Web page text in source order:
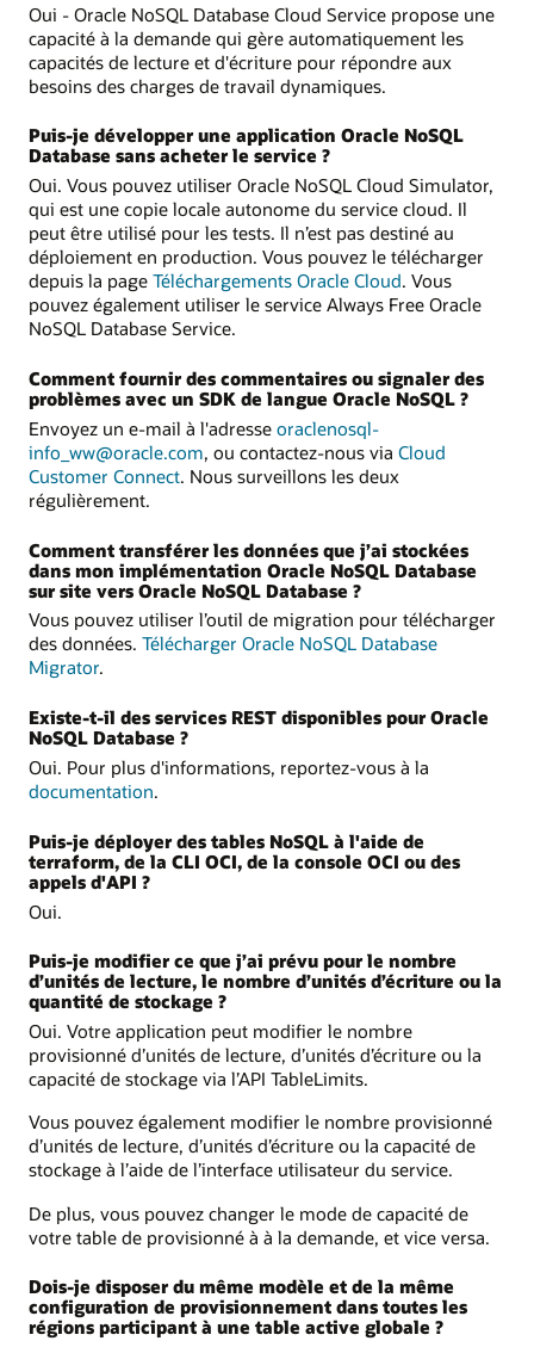
Oui - Oracle NoSQL Database Cloud Service propose une
capacité à la demande qui gère automatiquement les
capacités de lecture et d'écriture pour répondre aux
besoins des charges de travail dynamiques.
Puis-je développer une application Oracle NoSQL
Database sans acheter le service ?
Oui. Vous pouvez utiliser Oracle NoSQL Cloud Simulator,
qui est une copie locale autonome du service cloud. Il
peut être utilisé pour les tests. Il n’est pas destiné au
déploiement en production. Vous pouvez le télécharger
depuis la page Téléchargements Oracle Cloud. Vous
pouvez également utiliser le service Always Free Oracle
NoSQL Database Service.
Comment fournir des commentaires ou signaler des
problèmes avec un SDK de langue Oracle NoSQL ?
Envoyez un e-mail à l'adresse oraclenosql-
info_ww@oracle.com, ou contactez-nous via Cloud
Customer Connect. Nous surveillons les deux
régulièrement.
Comment transférer les données que j’ai stockées
dans mon implémentation Oracle NoSQL Database
sur site vers Oracle NoSQL Database ?
Vous pouvez utiliser l’outil de migration pour télécharger
des données. Télécharger Oracle NoSQL Database
Migrator.
Existe-t-il des services REST disponibles pour Oracle
NoSQL Database ?
Oui. Pour plus d'informations, reportez-vous à la
documentation.
Puis-je déployer des tables NoSQL à l'aide de
terraform, de la CLI OCI, de la console OCI ou des
appels d'API ?
Oui.
Puis-je modifier ce que j’ai prévu pour le nombre
d’unités de lecture, le nombre d’unités d’écriture ou la
quantité de stockage ?
Oui. Votre application peut modifier le nombre
provisionné d’unités de lecture, d’unités d’écriture ou la
capacité de stockage via l’API TableLimits.
Vous pouvez également modifier le nombre provisionné
d’unités de lecture, d’unités d’écriture ou la capacité de
stockage à l’aide de l’interface utilisateur du service.
De plus, vous pouvez changer le mode de capacité de
votre table de provisionné à à la demande, et vice versa.
Dois-je disposer du même modèle et de la même
configuration de provisionnement dans toutes les
régions participant à une table active globale ?